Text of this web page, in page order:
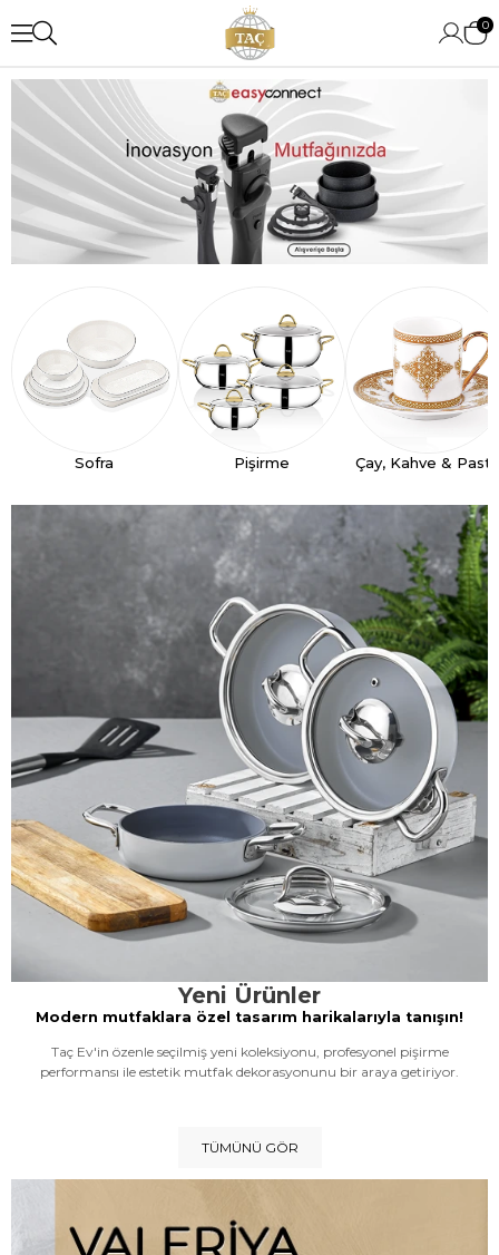
0
Sofra Pişirme Çay, Kahve &
Yeni Ürünler
Modern mutfaklara özel tasarım harikalarıyla tanışın!
Taç Ev'in özenle seçilmiş yeni koleksiyonu, profesyonel pişirme
performansı ile estetik mutfak dekorasyonunu bir araya getiriyor.
TÜMÜNÜ GÖR